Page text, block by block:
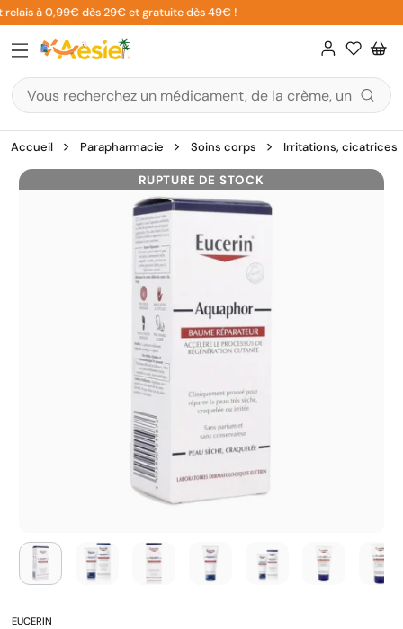
Aller
au
contenu
à 0,99€ dès 29€ et gratuite dès 49€ !
Accueil Parapharmacie Soins corps Irritations, cicatrices
RUPTURE DE STOCK